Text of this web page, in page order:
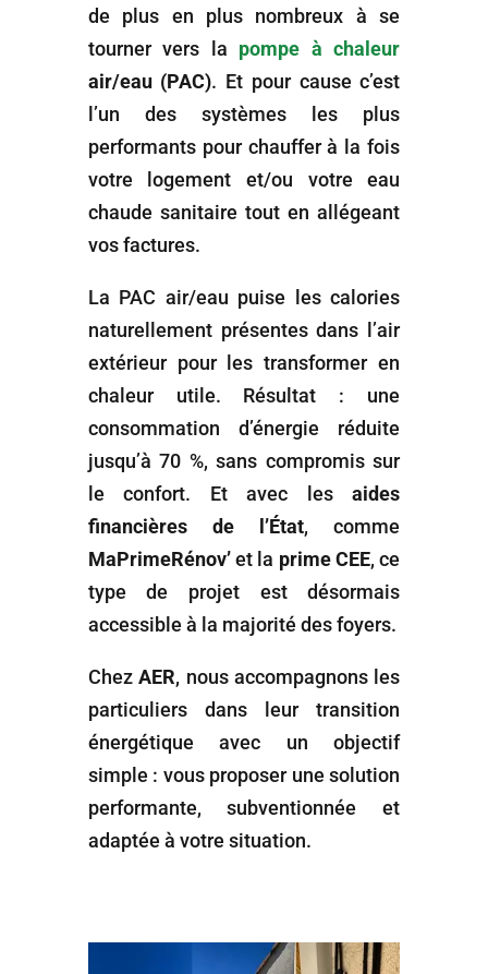
de plus en plus nombreux à se
tourner vers la pompe à chaleur
air/eau (PAC). Et pour cause c’est
l’un des systèmes les plus
performants pour chauffer à la fois
votre logement et/ou votre eau
chaude sanitaire tout en allégeant
vos factures.
La PAC air/eau puise les calories
naturellement présentes dans l’air
extérieur pour les transformer en
chaleur utile. Résultat : une
consommation d’énergie réduite
jusqu’à 70 %, sans compromis sur
le confort. Et avec lesaides
financières de l’État, comme
MaPrimeRénov’et la prime CEE, ce
type de projet est désormais
accessible à la majorité des foyers.
ChezAER, nous accompagnons les
particuliers dans leur transition
énergétique avec un objectif
simple : vous proposer une solution
performante, subventionnée et
adaptée à votre situation.